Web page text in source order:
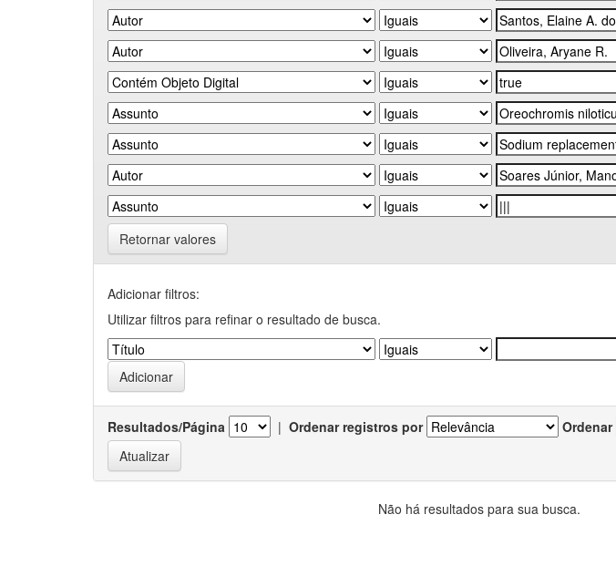
Retornar valores
Adicionar filtros:
Utilizar filtros para refinar o resultado de busca.
Resultados/Página | Ordenar registros por Ordenar
Não há resultados para sua busca.